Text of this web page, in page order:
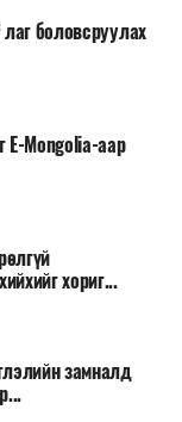
лаг боловсруулах
E-Mongolia-аар
хориг...
замналд